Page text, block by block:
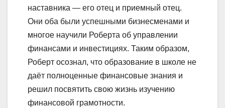
наставника — его отец и приемный отец.
Они оба были успешными бизнесменами и
многое научили Роберта об управлении
финансами и инвестициях. Таким образом,
Роберт осознал, что образование в школе не
даёт полноценные финансовые знания и
решил посвятить свою жизнь изучению
финансовой грамотности.